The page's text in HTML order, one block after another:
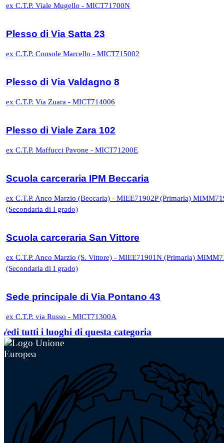
ex C.T.P. Viale Mugello - MICT71700N
Plesso di Via Satta 23
ex C.T.P. Console Marcello - MICT715002
Plesso di Via Valdagno 8
ex C.T.P. Via Zuara - MICT714006
Plesso di Viale Zara 102
ex C.T.P. Maffucci Pavone - MICT71200E
Scuola carceraria IPM Beccaria
ex C.T.P. Anco Marzio (Beccaria) - MIEE71902P (Primaria)
(Secondaria di I grado)
Scuola carceraria San Vittore
ex C.T.P. Anco Marzio (S. Vittore) - MIEE71901N (Primaria)
(Secondaria di I grado)
Sede principale di Via Pontano 43
ex C.T.P. via Russo - MICT71300A
Vedi tutti i luoghi di questa categoria